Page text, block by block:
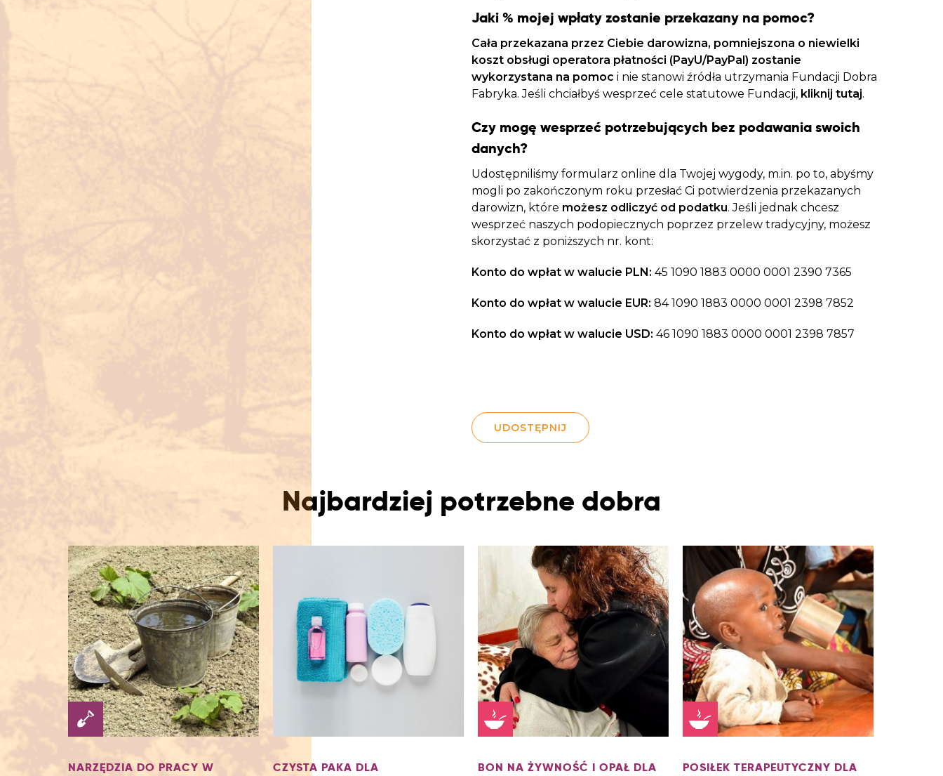
Jaki % mojej wpłaty zostanie przekazany na pomoc?
Cała przekazana przez Ciebie darowizna, pomniejszona o niewielki
koszt obsługi operatora płatności (PayU/PayPal) zostanie
wykorzystana na pomoc i nie stanowi źródła utrzymania Fundacji Dobra
Fabryka. Jeśli chciałbyś wesprzeć cele statutowe Fundacji, kliknij tutaj.
Czy mogę wesprzeć potrzebujących bez podawania swoich
danych?
Udostępniliśmy formularz online dla Twojej wygody, m.in. po to, abyśmy
mogli po zakończonym roku przesłać Ci potwierdzenia przekazanych
darowizn, które możesz odliczyć od podatku. Jeśli jednak chcesz
wesprzeć naszych podopiecznych poprzez przelew tradycyjny, możesz
skorzystać z poniższych nr. kont:
Konto do wpłat w walucie PLN: 45 1090 1883 0000 0001 2390 7365
Konto do wpłat w walucie EUR: 84 1090 1883 0000 0001 2398 7852
Konto do wpłat w walucie USD: 46 1090 1883 0000 0001 2398 7857
UDOSTĘPNIJ
Najbardziej potrzebne dobra
NARZĘDZIA DO PRACY W CZYSTA PAKA DLA BON NA ŻYWNOŚĆ I OPAŁ DLA POSIŁEK TERAPEUTYCZNY DLA